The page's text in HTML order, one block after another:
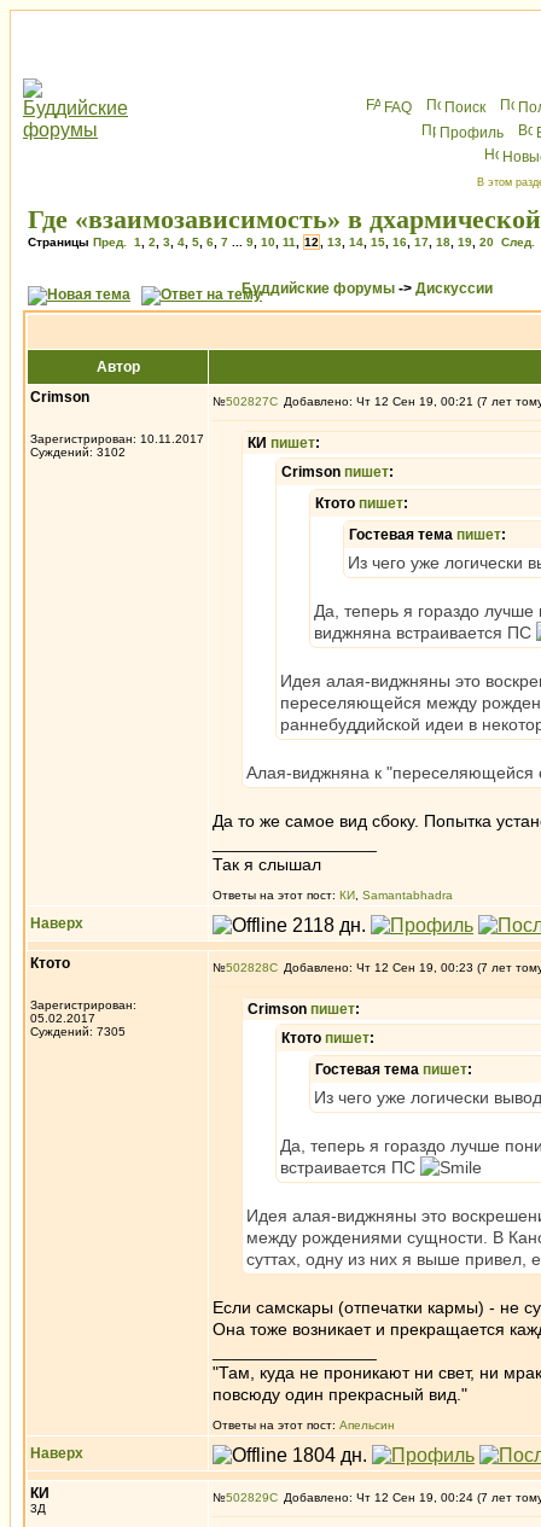
FAQ Поиск
Профиль
В этом
Где «взаимозависимость» в
Страницы Пред. 1 2 3 4 5 6 7 9 10 11 12 13 14 15 16 17 18 19 20 След.
Буддийские форумы -> Дискуссии
Автор
Crimson
Зарегистрирован: 10.11.2017
Суждений: 3102
№502827 Добавлено: Чт 12 Сен 19, 00:21 (7 лет
КИ пишет:
Crimson пишет:
Ктото пишет:
Гостевая тема пишет:
Из чего уже логически
Да, теперь я гораздо
виджняна встраивается ПС
Идея алая-виджняны это
переселяющейся между
раннебуддийской идеи в
Алая-виджняна к "переселяющейся
Да то же самое вид сбоку. Попытка
Так я слышал
Ответы на этот пост: КИ Samantabhadra
Наверх
Ктото
Зарегистрирован:
05.02.2017
Суждений: 7305
№502828 Добавлено: Чт 12 Сен 19, 00:23 (7 лет
Crimson пишет:
Ктото пишет:
Гостевая тема пишет:
Из чего уже логически
Да, теперь я гораздо лучше
встраивается ПС
Идея алая-виджняны это
между рождениями сущности. В
суттах, одну из них я выше привел,
Если самскары (отпечатки кармы) - не
Она тоже возникает и прекращается
"Там, куда не проникают ни свет, ни
повсюду один прекрасный вид."
Ответы на этот пост: Апельсин
Наверх
КИ
3Д
№502829 Добавлено: Чт 12 Сен 19, 00:24 (7 лет